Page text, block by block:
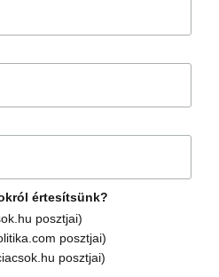
értesítsünk?
posztjai)
posztjai)
posztjai)